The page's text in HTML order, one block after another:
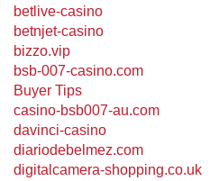
betlive-casino
betnjet-casino
bizzo.vip
bsb-007-casino.com
Buyer Tips
casino-bsb007-au.com
davinci-casino
diariodebelmez.com
digitalcamera-shopping.co.uk